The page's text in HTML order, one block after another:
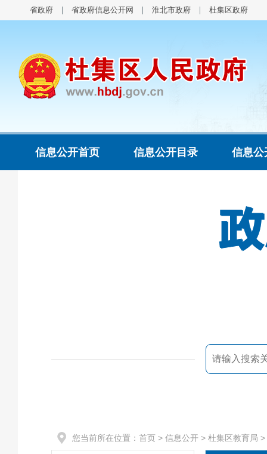
省政府 省政府信息公开网 淮北市政府 杜集区政府
信息公开首页 信息公开目录 信息公
您当前所在位置： 首页 > 信息公开 > 杜集区教育局 >